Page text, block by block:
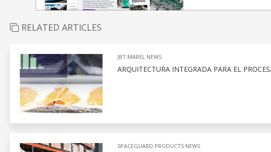
RELATED ARTICLES
JBT MAREL NEWS
ARQUITECTURA INTEGRADA PARA EL
SPACEGUARD PRODUCTS NEWS